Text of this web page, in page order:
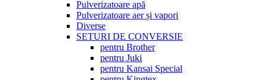
Pulverizatoare apă
Pulverizatoare aer și vapori
Diverse
SETURI DE CONVERSIE
pentru Brother
pentru Juki
pentru Kansai Special